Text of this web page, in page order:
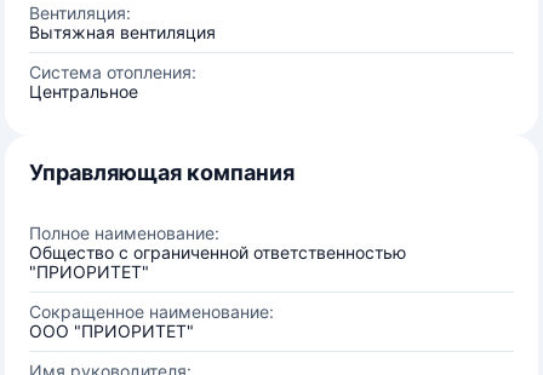
Вентиляция:
Вытяжная вентиляция
Система отопления:
Центральное
Управляющая компания
Полное наименование:
Общество с ограниченной ответственностью
"ПРИОРИТЕТ"
Сокращенное наименование:
ООО "ПРИОРИТЕТ"
Имя руководителя: